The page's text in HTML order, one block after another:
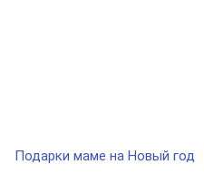
Подарки маме на Новый год